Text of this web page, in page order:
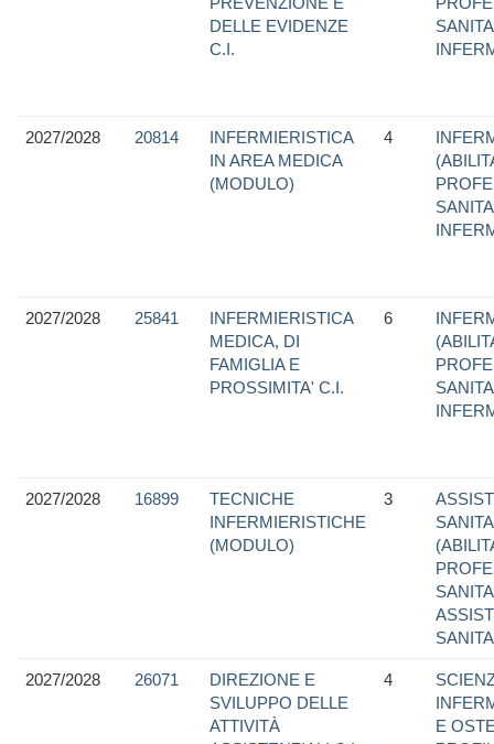
DELLE EVIDENZE
C.I.
2027/2028 20814
INFERMIERISTICA
IN AREA MEDICA
(MODULO)
4
2027/2028 25841
INFERMIERISTICA
MEDICA, DI
FAMIGLIA E
PROSSIMITA' C.I.
6
2027/2028 16899
TECNICHE
INFERMIERISTICHE
(MODULO)
3
2027/2028 26071
DIREZIONE E
SVILUPPO DELLE
ATTIVITÀ
4
E